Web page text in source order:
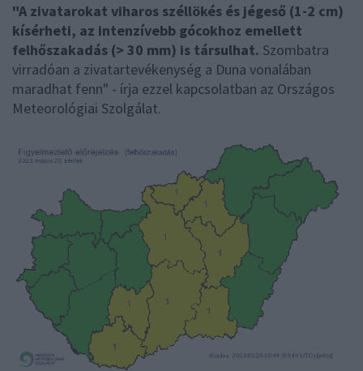
"A zivatarokat viharos széllökés és jégeső (1-2 cm)
kísérheti, az intenzívebb gócokhoz emellett
felhőszakadás (> 30 mm) is társulhat. Szombatra
virradóan a zivatartevékenység a Duna vonalában
maradhat fenn" - írja ezzel kapcsolatban az Országos
Meteorológiai Szolgálat.